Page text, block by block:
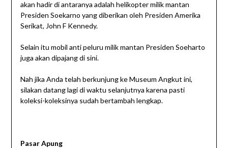
akan hadir di antaranya adalah helikopter milik mantan
Presiden Soekarno yang diberikan oleh Presiden Amerika
Serikat, John F Kennedy.
Selain itu mobil anti peluru milik mantan Presiden Soeharto
juga akan dipajang di sini.
Nah jika Anda telah berkunjung ke Museum Angkut ini,
silakan datang lagi di waktu selanjutnya karena pasti
koleksi-koleksinya sudah bertambah lengkap.
Pasar Apung